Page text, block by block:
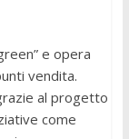
e opera
vendita.
al progetto
come